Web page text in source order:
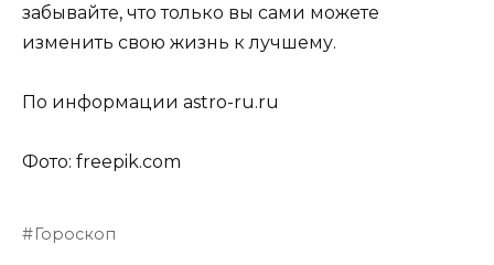
забывайте, что только вы сами можете
изменить свою жизнь к лучшему.
По информации astro-ru.ru
Фото: freepik.com
Гороскоп